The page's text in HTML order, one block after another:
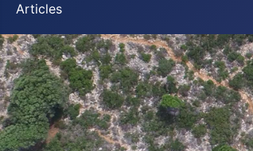
Articles